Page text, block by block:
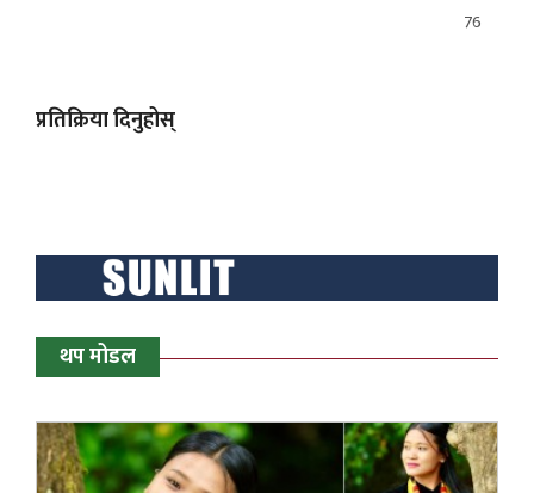
76
प्रतिक्रिया दिनुहोस्
थप मोडल